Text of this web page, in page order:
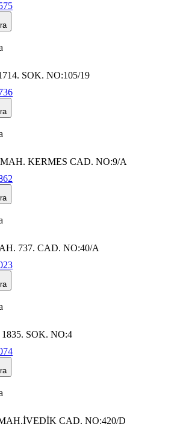
SOK. NO:105/19
KERMES CAD. NO:9/A
737. CAD. NO:40/A
SOK. NO:4
CAD. NO:420/D